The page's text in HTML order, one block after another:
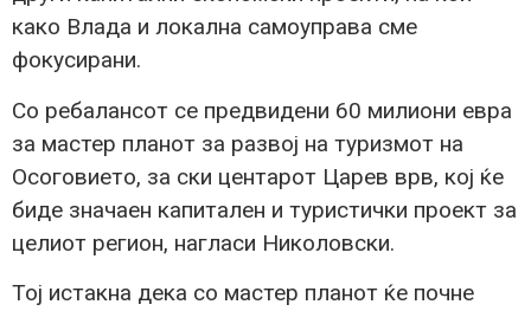
како Влада и локална самоуправа сме
фокусирани.
Со ребалансот се предвидени 60 милиони евра
за мастер планот за развој на туризмот на
Осоговието, за ски центарот Царев врв, кој ќе
биде значаен капитален и туристички проект за
целиот регион, нагласи Николовски.
Тој истакна дека со мастер планот ќе почне